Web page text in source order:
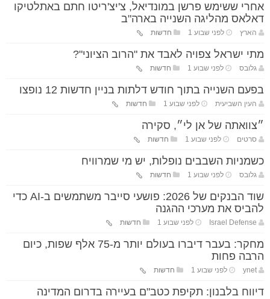
אחרי ששימש פרשן במונדיאל, צ'יצ'ריטו חתם באתלטיקו
דאלאס מהליגה השנייה בארה"ב
הארץ לפני שבוע 1 חדשות
מתי ישראל צפויה לאבד את "הרוב הציוני"?
גלובס לפני שבוע 1 חדשות
בפעם השנייה בתוך חודש דלתות בניין חדשות 12 נופצו
העין השביעית לפני שבוע 1 חדשות
״צוואתה של אן לי״, סקירה
סרטים לפני שבוע 1 חדשות
כשמניות השבבים נופלות, יש מי שמרוויח
גלובס לפני שבוע 1 חדשות
שוד הבנקים של 2026: פושעי סייבר משתמשים ב-AI כדי
להביס את מערכי ההגנה
Israel Defense לפני שבוע 1 חדשות
מחקר: בעבר דיברו בעולם יותר מ-75 אלף שפות, כיום
הרבה פחות
ynet לפני שבוע 1 חדשות
דיווח בלבנון: תקיפת כטב"ם בעיירה בדרום המדינה